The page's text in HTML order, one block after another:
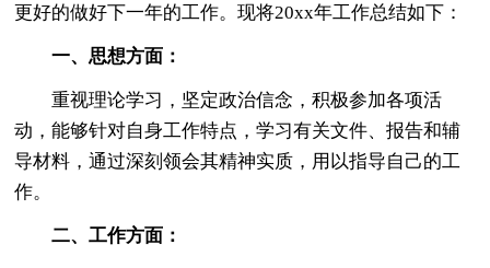
更好的做好下一年的工作。现将20xx年工作总结如下：
一、思想方面：
重视理论学习，坚定政治信念，积极参加各项活
动，能够针对自身工作特点，学习有关文件、报告和辅
导材料，通过深刻领会其精神实质，用以指导自己的工
作。
二、工作方面：